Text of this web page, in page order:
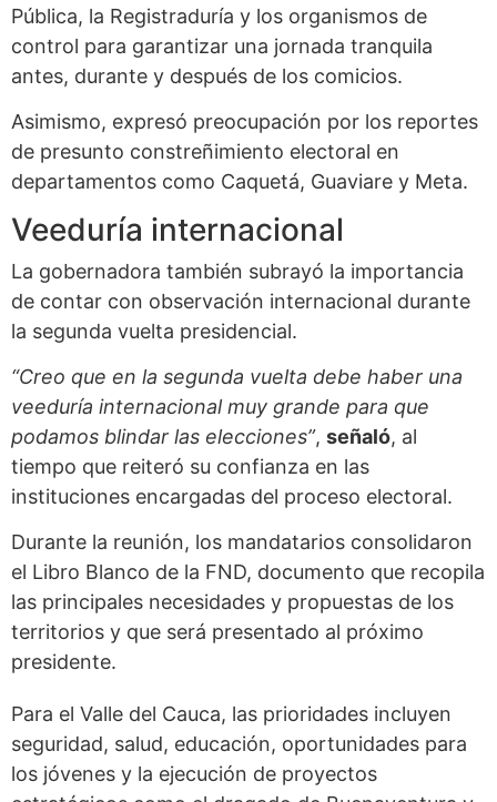
Pública, la Registraduría y los organismos de
control para garantizar una jornada tranquila
antes, durante y después de los comicios.
Asimismo, expresó preocupación por los reportes
de presunto constreñimiento electoral en
departamentos como Caquetá, Guaviare y Meta.
Veeduría internacional
La gobernadora también subrayó la importancia
de contar con observación internacional durante
la segunda vuelta presidencial.
“Creo que en la segunda vuelta debe haber una
veeduría internacional muy grande para que
podamos blindar las elecciones”, señaló, al
tiempo que reiteró su confianza en las
instituciones encargadas del proceso electoral.
Durante la reunión, los mandatarios consolidaron
el Libro Blanco de la FND, documento que recopila
las principales necesidades y propuestas de los
territorios y que será presentado al próximo
presidente.
Para el Valle del Cauca, las prioridades incluyen
seguridad, salud, educación, oportunidades para
los jóvenes y la ejecución de proyectos